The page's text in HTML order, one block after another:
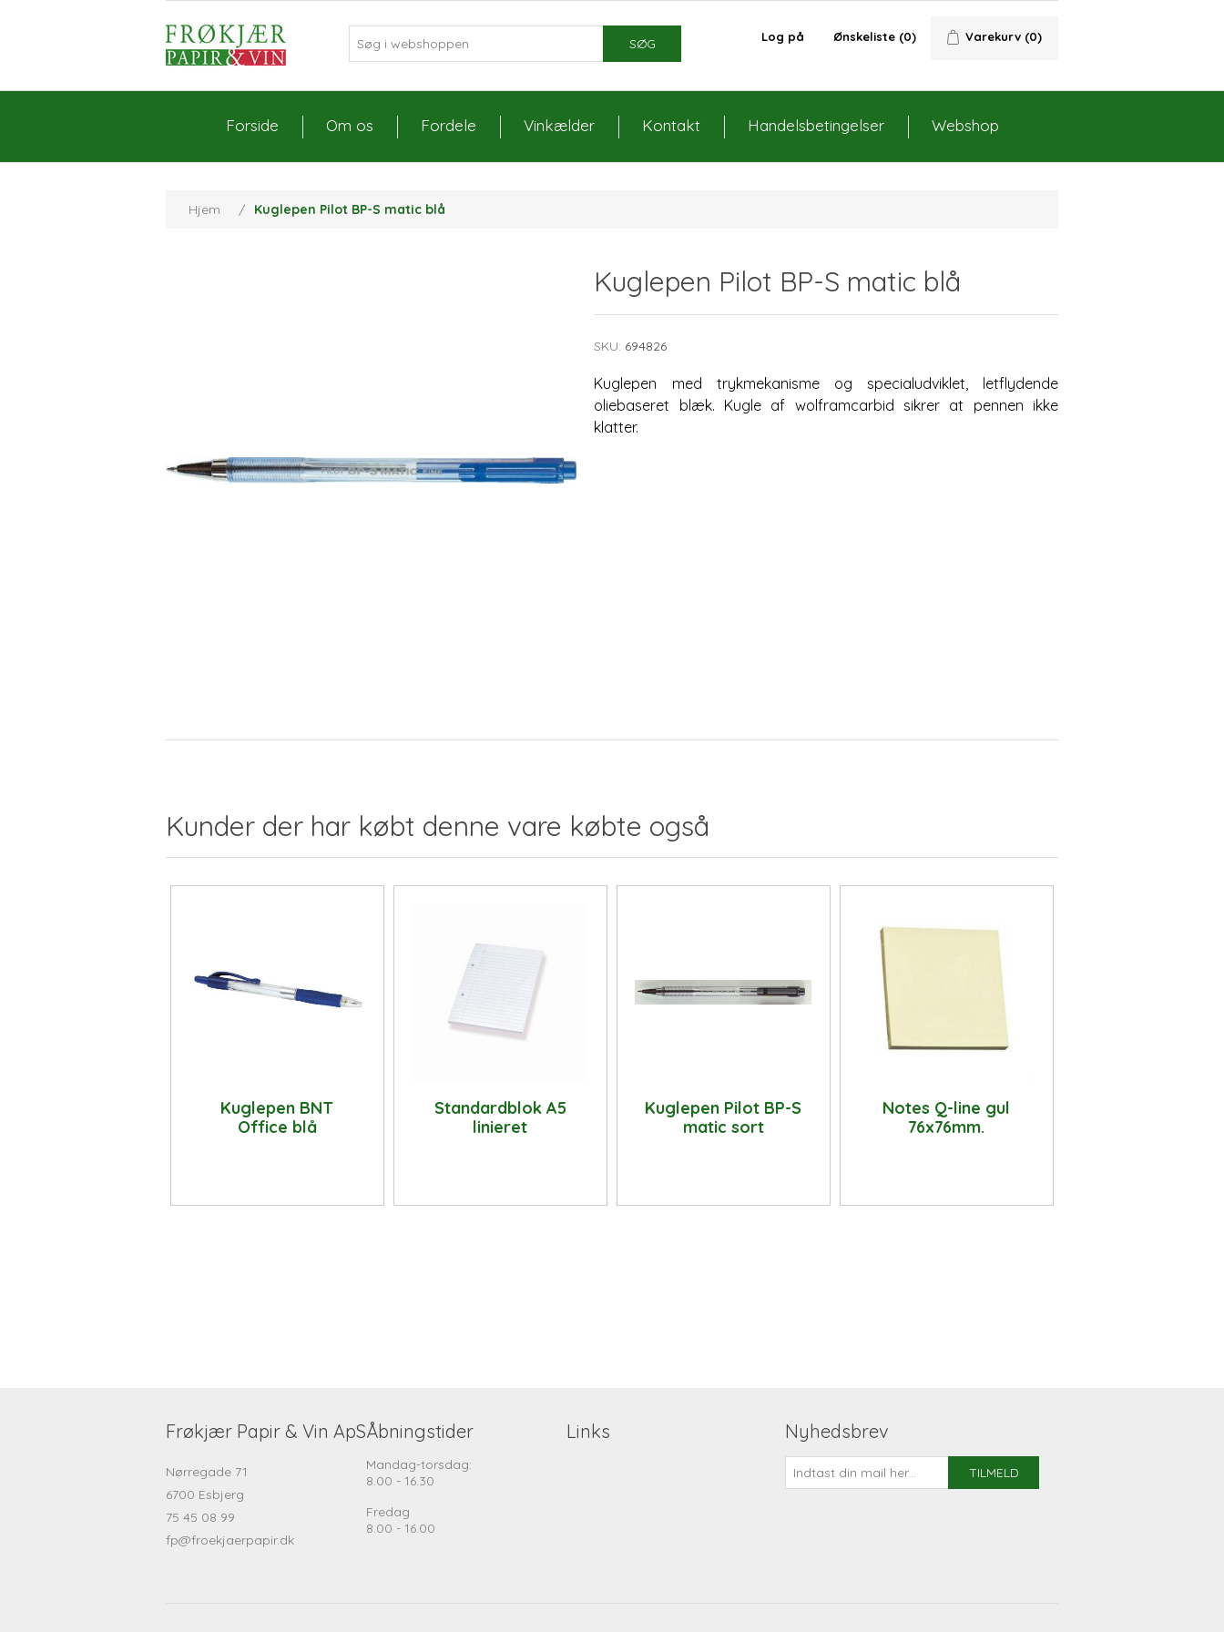
SØG Log på Ønskeliste (0) Varekurv (0)
Forside Om os Fordele Vinkælder Kontakt Handelsbetingelser Webshop
Hjem / Kuglepen Pilot BP-S matic blå
Kuglepen Pilot BP-S matic blå
SKU: 694826
Kuglepen med trykmekanisme og specialudviklet, letflydende
oliebaseret blæk. Kugle af wolframcarbid sikrer at pennen ikke
klatter.
Kunder der har købt denne vare købte også
Kuglepen BNT
Office blå
Standardblok A5
linieret
Kuglepen Pilot BP-S
matic sort
Notes Q-line gul
76x76mm.
Frøkjær Papir & Vin ApS
Nørregade 71
6700 Esbjerg
75 45 08 99
fp@froekjaerpapir.dk
Åbningstider
Mandag-torsdag:
8.00 - 16.30
Fredag
8.00 - 16.00
Links Nyhedsbrev
TILMELD